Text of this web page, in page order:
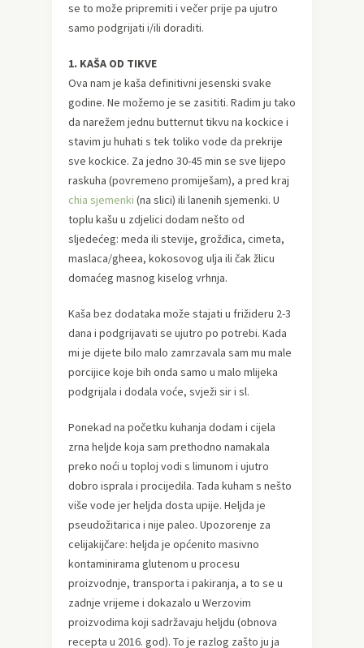
se to može pripremiti i večer prije pa ujutro
samo podgrijati i/ili doraditi.
1. KAŠA OD TIKVE
Ova nam je kaša definitivni jesenski svake
godine. Ne možemo je se zasititi. Radim ju tako
da narežem jednu butternut tikvu na kockice i
stavim ju huhati s tek toliko vode da prekrije
sve kockice. Za jedno 30-45 min se sve lijepo
raskuha (povremeno promiješam), a pred kraj
chia sjemenki (na slici) ili lanenih sjemenki. U
toplu kašu u zdjelici dodam nešto od
sljedećeg: meda ili stevije, grožđica, cimeta,
maslaca/gheea, kokosovog ulja ili čak žlicu
domaćeg masnog kiselog vrhnja.
Kaša bez dodataka može stajati u frižideru 2-3
dana i podgrijavati se ujutro po potrebi. Kada
mi je dijete bilo malo zamrzavala sam mu male
porcijice koje bih onda samo u malo mlijeka
podgrijala i dodala voće, svježi sir i sl.
Ponekad na početku kuhanja dodam i cijela
zrna heljde koja sam prethodno namakala
preko noći u toploj vodi s limunom i ujutro
dobro isprala i procijedila. Tada kuham s nešto
više vode jer heljda dosta upije. Heljda je
pseudožitarica i nije paleo. Upozorenje za
celijakijčare: heljda je općenito masivno
kontaminirama glutenom u procesu
proizvodnje, transporta i pakiranja, a to se u
zadnje vrijeme i dokazalo u Werzovim
proizvodima koji sadržavaju heljdu (obnova
recepta u 2016. god). To je razlog zašto ju ja